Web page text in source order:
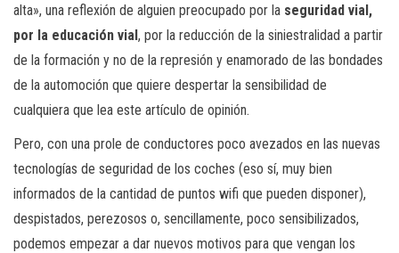
alta», una reflexión de alguien preocupado por la seguridad vial,
por la educación vial, por la reducción de la siniestralidad a partir
de la formación y no de la represión y enamorado de las bondades
de la automoción que quiere despertar la sensibilidad de
cualquiera que lea este artículo de opinión.
Pero, con una prole de conductores poco avezados en las nuevas
tecnologías de seguridad de los coches (eso sí, muy bien
informados de la cantidad de puntos wifi que pueden disponer),
despistados, perezosos o, sencillamente, poco sensibilizados,
podemos empezar a dar nuevos motivos para que vengan los